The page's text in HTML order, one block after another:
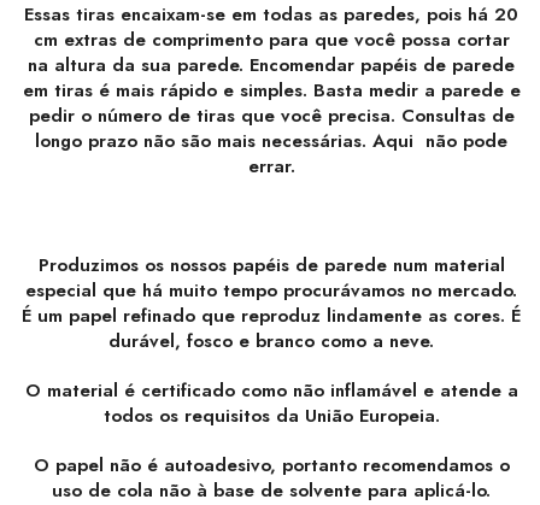
Essas tiras encaixam-se em todas as paredes, pois há 20
cm extras de comprimento para que você possa cortar
na altura da sua parede. Encomendar papéis de parede
em tiras é mais rápido e simples. Basta medir a parede e
pedir o número de tiras que você precisa. Consultas de
longo prazo não são mais necessárias. Aqui não pode
errar.
Produzimos os nossos papéis de parede num material
especial que há muito tempo procurávamos no mercado.
É um papel refinado que reproduz lindamente as cores. É
durável, fosco e branco como a neve.
O material é certificado como não inflamável e atende a
todos os requisitos da União Europeia.
O papel não é autoadesivo, portanto recomendamos o
uso de cola não à base de solvente para aplicá-lo.